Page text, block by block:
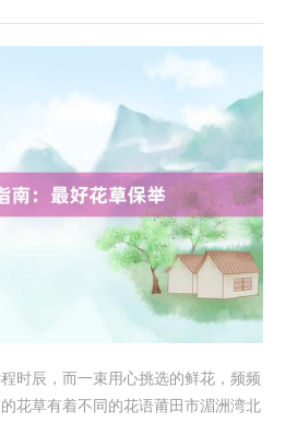
时辰，而一束用心挑选的鲜花，频频
花草有着不同的花语莆田市湄洲湾北